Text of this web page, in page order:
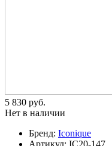
5 830 pуб.
Нет в наличии
Бренд: Iconique
Артикул: IC20-147